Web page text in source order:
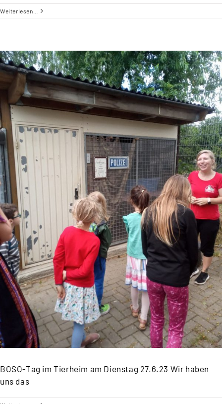
Weiterlesen…
BOSO-Tag im Tierheim am Dienstag 27.6.23 Wir haben
uns das